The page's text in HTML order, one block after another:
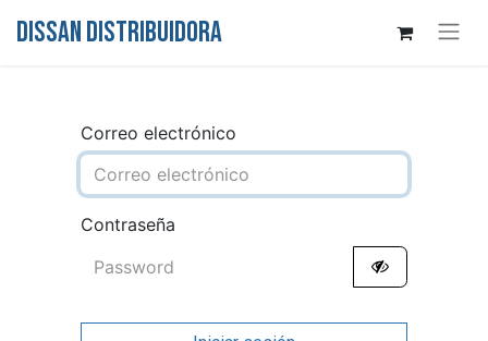
DISSAN DISTRIBUIDORA
Correo electrónico
Contraseña